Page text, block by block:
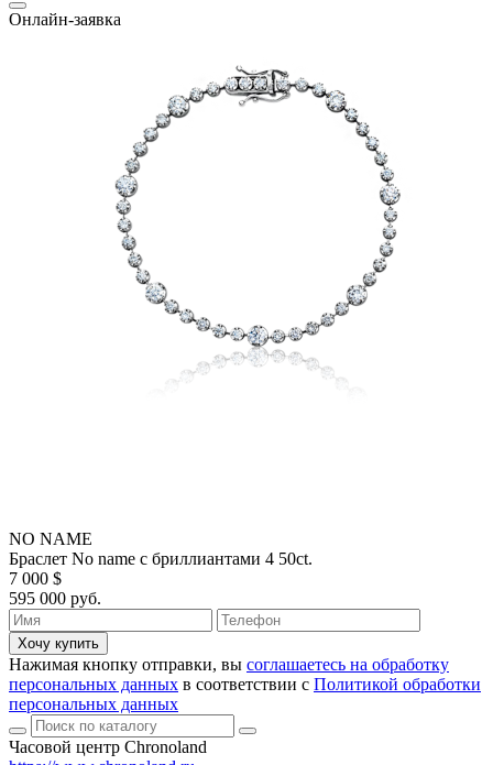
Онлайн-заявка
NO NAME
Браслет No name с бриллиантами 4 50ct.
7 000 $
595 000 руб.
Хочу купить
Нажимая кнопку отправки, вы соглашаетесь на обработку
персональных данных в соответствии с Политикой обработки
персональных данных
Часовой центр Chronoland